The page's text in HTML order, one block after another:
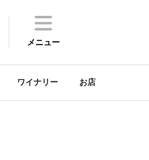
メニュー
ワイナリー お店